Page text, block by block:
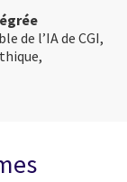
de l’IA de CGI,